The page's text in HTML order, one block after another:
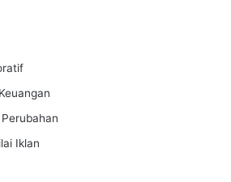
Iklan